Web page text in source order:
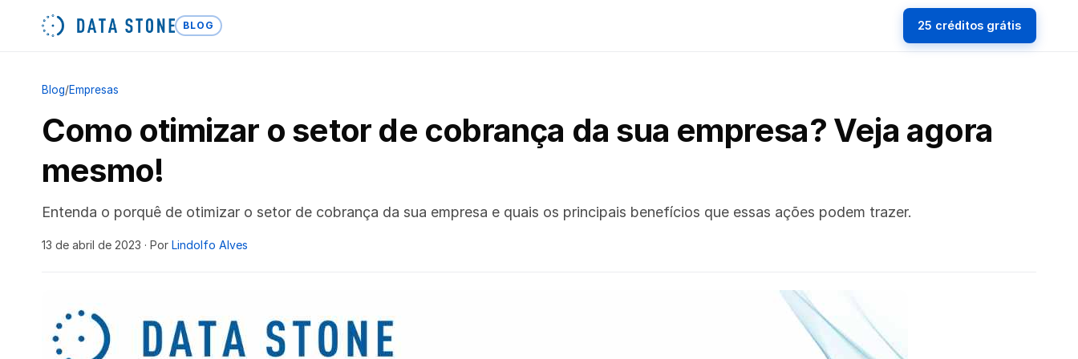
BLOG 25 créditos grátis
Blog/Empresas
Como otimizar o setor de cobrança da sua empresa? Veja agora
mesmo!
Entenda o porquê de otimizar o setor de cobrança da sua empresa e quais os principais benefícios que essas ações podem trazer.
13 de abril de 2023 · Por Lindolfo Alves